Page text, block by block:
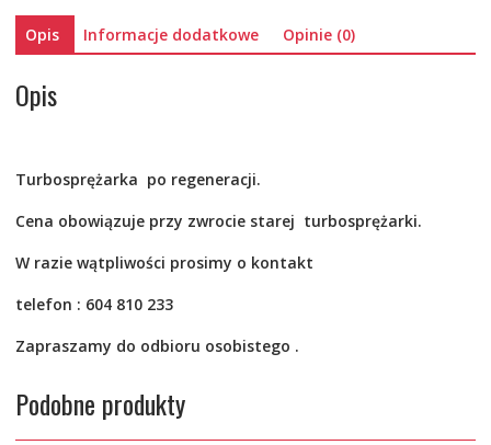
AUDI
A3
SEAT
LEON
1.9TDI
Opis Informacje dodatkowe Opinie (0)
Opis
Turbosprężarka po regeneracji.
Cena obowiązuje przy zwrocie starej turbosprężarki.
W razie wątpliwości prosimy o kontakt
telefon : 604 810 233
Zapraszamy do odbioru osobistego .
Podobne produkty